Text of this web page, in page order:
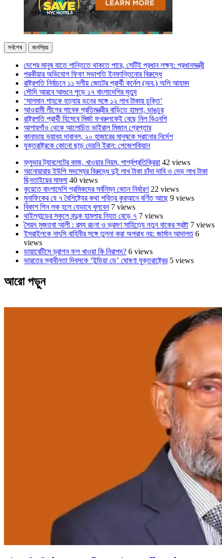
সর্বশেষ জনপ্রিয়
দেশের মানুষ যাতে শান্তিতে থাকতে পারে, সেটিই প্রধান লক্ষ্য: প্রধানমন্ত্রী
পরকীয়ার অভিযোগ ফিফা সভাপতি ইনফান্তিনোর বিরুদ্ধে
রাষ্ট্রপতি নির্বাচনে ১১ দলীয় জোটের প্রার্থী কর্নেল (অব.) অলি আহমদ
সৌদি আরবে আগুনে পুড়ে ১৭ বাংলাদেশির মৃত্যু
‘সালমান শাহকে হত্যায় ডনের সঙ্গে ১২ লাখ টাকায় চুক্তি’
আওয়ামী লীগের সাবেক প্রতিমন্ত্রীর বাড়িতে হামলা, ভাঙচুর
রাষ্ট্রপতি প্রার্থী হিসেবে মির্জা ফখরুলকেই বেছে নিল বিএনপি
আগারগাঁও থেকে আলোচিত ভাইরাল মিজান গ্রেপ্তার
কানাডায় ভয়াবহ দাবানল, ২০ হাজারের মানুষকে সরানোর নির্দেশ
যুক্তরাষ্ট্রকে কোনো ছাড় দেয়নি ইরান: পেজেশকিয়ান
ফ্লুভার ট্যাবলেটের কাজ, খাওয়ার নিয়ম, পার্শ্বপ্রতিক্রিয়া 42 views
আনোয়ারায় ইউপি সদস্যের বিরুদ্ধে দুই লাখ টাকা চাঁদা দাবি ও দেড় লাখ টাকা
ছিনতাইয়ের মামলা 40 views
কুয়েতে বাংলাদেশি শ্রমিকদের সর্বনিম্ন বেতন নির্ধারণ 22 views
মুনাফিকের যে ৭ বৈশিষ্ট্যের কথা পবিত্র কুরআনে বর্ণিত আছে 9 views
বিকাশ পিন লক হলে যেভাবে খুলবেন 7 views
থাইল্যান্ডের স্কুলে বন্দুক হামলায় নিহত বেড়ে ৭ 7 views
সৈয়দ মুজতবা আলী : রম্য রচনা ও ভ্রমণ সাহিত্যে নতুন বাকের স্রষ্টা 7 views
ইসরাইলকে নাৎসি বাহিনীর সঙ্গে তুলনা করা অপরাধ নয়: জার্মান আদালত 6
views
ডায়াবেটিসে ড্রাগন ফল খাওয়া কি নিরাপদ? 6 views
ভারতের স্বাধীনতা দিবসকে ‘ইন্ডিয়া ডে’ ঘোষণা যুক্তরাষ্ট্রের 5 views
আরো পড়ুন